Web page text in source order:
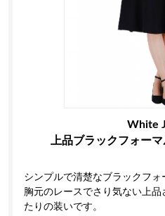
White
上品ブラックフォー
シンプルで清楚なブラックフォ
胸元のレースでさり気ない上
たりの装いです。